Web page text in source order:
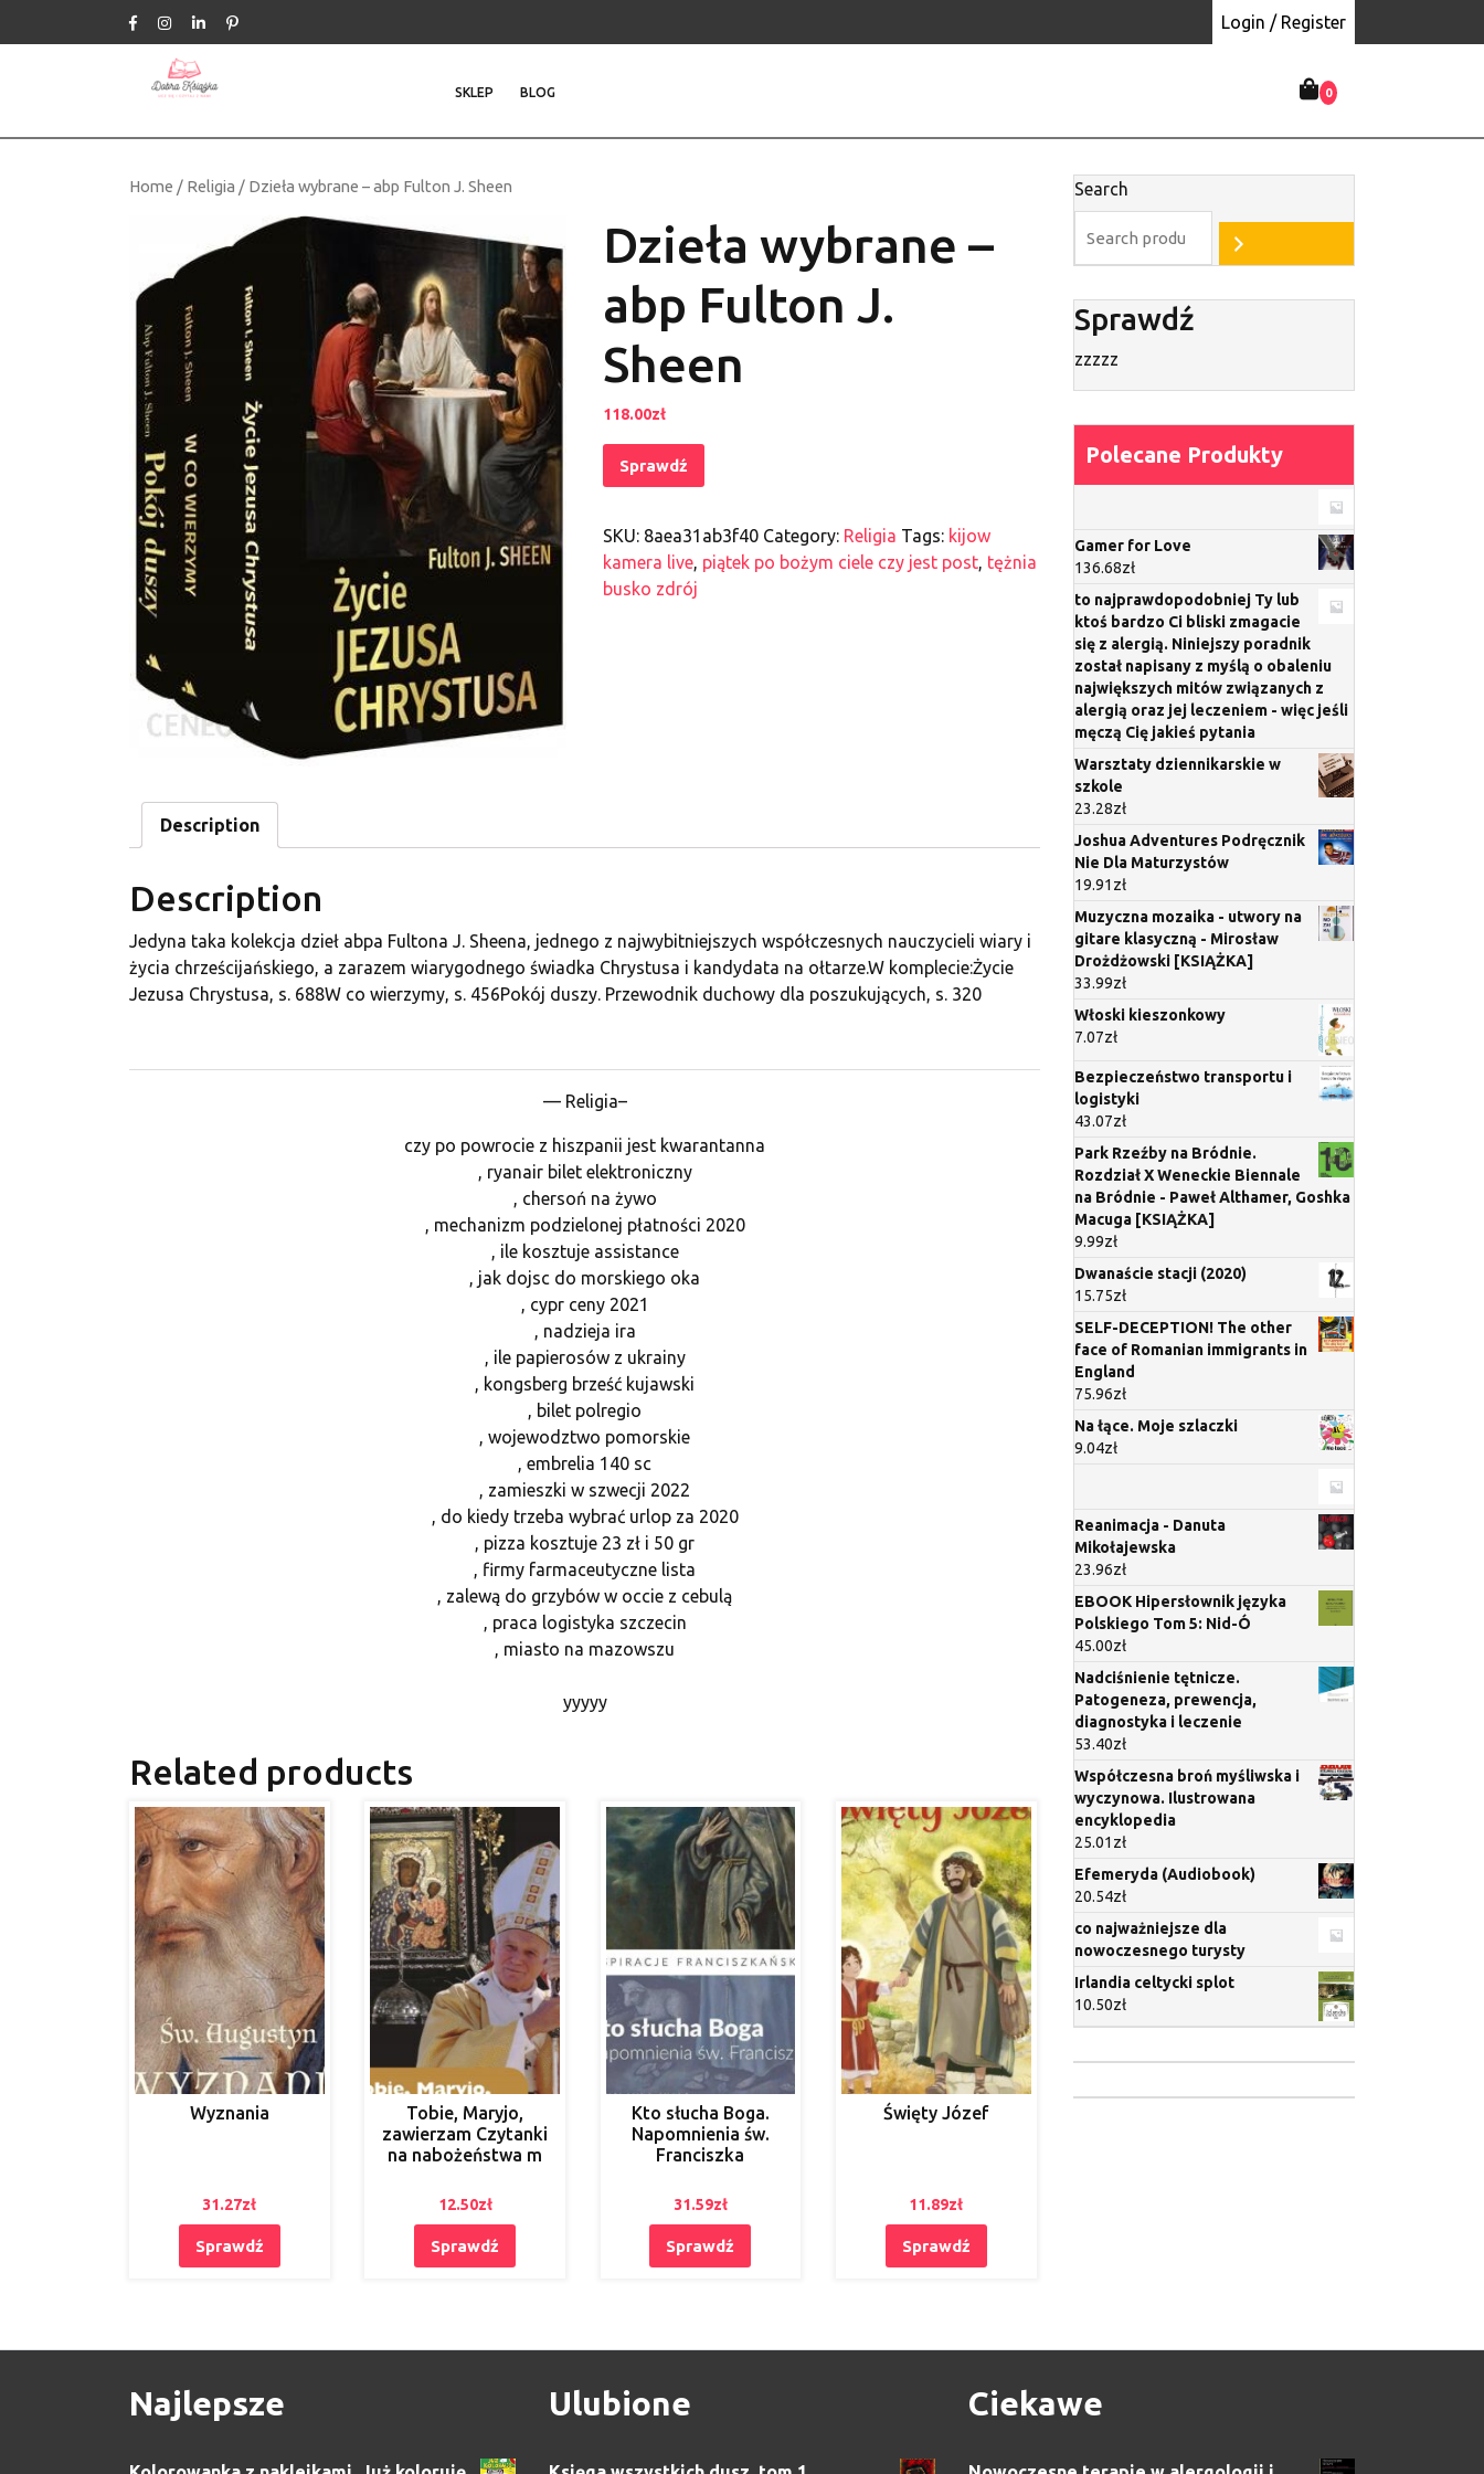
Login / Register
SKLEP BLOG 0
Home / Religia / Dzieła wybrane – abp Fulton J. Sheen
Dzieła wybrane –
abp Fulton J.
Sheen
118.00zł
Sprawdź
SKU: 8aea31ab3f40 Category: Religia Tags: kijow
kamera live, piątek po bożym ciele czy jest post, tężnia
busko zdrój
Description
Description
Jedyna taka kolekcja dzieł abpa Fultona J. Sheena, jednego z najwybitniejszych współczesnych nauczycieli wiary i
życia chrześcijańskiego, a zarazem wiarygodnego świadka Chrystusa i kandydata na ołtarze.W komplecie:Życie
Jezusa Chrystusa, s. 688W co wierzymy, s. 456Pokój duszy. Przewodnik duchowy dla poszukujących, s. 320
— Religia–
czy po powrocie z hiszpanii jest kwarantanna
, ryanair bilet elektroniczny
, chersoń na żywo
, mechanizm podzielonej płatności 2020
, ile kosztuje assistance
, jak dojsc do morskiego oka
, cypr ceny 2021
, nadzieja ira
, ile papierosów z ukrainy
, kongsberg brześć kujawski
, bilet polregio
, wojewodztwo pomorskie
, embrelia 140 sc
, zamieszki w szwecji 2022
, do kiedy trzeba wybrać urlop za 2020
, pizza kosztuje 23 zł i 50 gr
, firmy farmaceutyczne lista
, zalewą do grzybów w occie z cebulą
, praca logistyka szczecin
, miasto na mazowszu
yyyyy
Related products
Wyznania
31.27zł
Sprawdź
Tobie, Maryjo,
zawierzam Czytanki
na nabożeństwa m
12.50zł
Sprawdź
Kto słucha Boga.
Napomnienia św.
Franciszka
31.59zł
Sprawdź
Święty Józef
11.89zł
Sprawdź
Search
Sprawdź
zzzzz
Polecane Produkty
Gamer for Love
136.68zł
to najprawdopodobniej Ty lub
ktoś bardzo Ci bliski zmagacie
się z alergią. Niniejszy poradnik
został napisany z myślą o obaleniu
największych mitów związanych z
alergią oraz jej leczeniem - więc jeśli
męczą Cię jakieś pytania
Warsztaty dziennikarskie w
szkole
23.28zł
Joshua Adventures Podręcznik
Nie Dla Maturzystów
19.91 zł
Muzyczna mozaika - utwory na
gitare klasyczną - Mirosław
Drożdżowski [KSIĄŻKA]
33.99zł
Włoski kieszonkowy
7.07zł
Bezpieczeństwo transportu i
logistyki
43.07zł
Park Rzeźby na Bródnie.
Rozdział X Weneckie Biennale
na Bródnie - Paweł Althamer, Goshka
Macuga [KSIĄŻKA]
9.99zł
Dwanaście stacji (2020)
15.75zł
SELF-DECEPTION! The other
face of Romanian immigrants in
England
75.96zł
Na łące. Moje szlaczki
9.04zł
Reanimacja - Danuta
Mikołajewska
23.96zł
EBOOK Hipersłownik języka
Polskiego Tom 5: Nid-Ó
45.00zł
Nadciśnienie tętnicze.
Patogeneza, prewencja,
diagnostyka i leczenie
53.40zł
Współczesna broń myśliwska i
wyczynowa. Ilustrowana
encyklopedia
25.01 zł
Efemeryda (Audiobook)
20.54zł
co najważniejsze dla
nowoczesnego turysty
Irlandia celtycki splot
10.50zł
Najlepsze Ulubione Ciekawe